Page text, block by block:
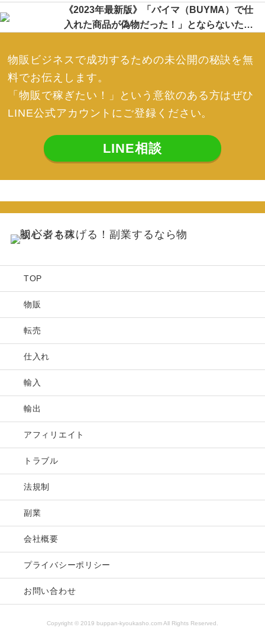
対処方法とは？
《2023年最新版》「バイマ（BUYMA）で仕
入れた商品が偽物だった！」とならないため
物販ビジネスで成功するための未公開の秘訣を無
料でお伝えします。
「物販で稼ぎたい！」という意欲のある方はぜひ
LINE公式アカウントにご登録ください。
LINE相談
TOP
物販
転売
仕入れ
輸入
輸出
アフィリエイト
トラブル
法規制
副業
会社概要
プライバシーポリシー
お問い合わせ
Copyright © 2019 buppan-kyoukasho.com All Rights Reserved.